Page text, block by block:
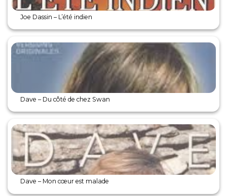
Joe Dassin – L’été indien
Dave – Du côté de chez Swan
Dave – Mon cœur est malade